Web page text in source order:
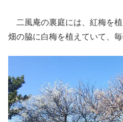
二風庵の裏庭には、紅梅を植
畑の脇に白梅を植えていて、